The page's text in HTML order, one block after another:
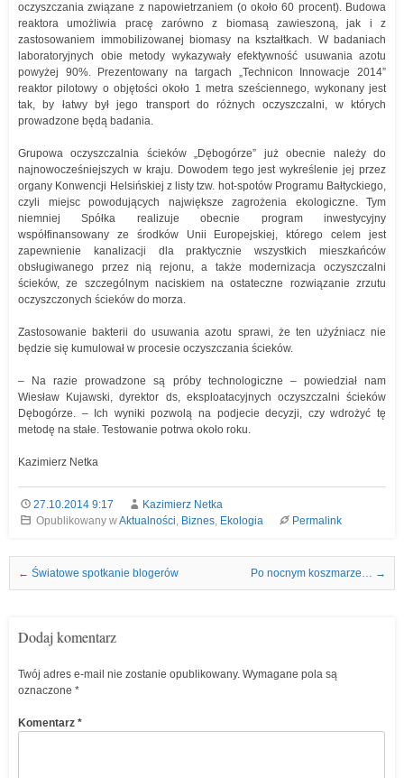
oczyszczania związane z napowietrzaniem (o około 60 procent). Budowa
reaktora umożliwia pracę zarówno z biomasą zawieszoną, jak i z
zastosowaniem immobilizowanej biomasy na kształtkach. W badaniach
laboratoryjnych obie metody wykazywały efektywność usuwania azotu
powyżej 90%. Prezentowany na targach „Technicon Innowacje 2014”
reaktor pilotowy o objętości około 1 metra sześciennego, wykonany jest
tak, by łatwy był jego transport do różnych oczyszczalni, w których
prowadzone będą badania.
Grupowa oczyszczalnia ścieków „Dębogórze” już obecnie należy do
najnowocześniejszych w kraju. Dowodem tego jest wykreślenie jej przez
organy Konwencji Helsińskiej z listy tzw. hot-spotów Programu Bałtyckiego,
czyli miejsc powodujących największe zagrożenia ekologiczne. Tym
niemniej Spółka realizuje obecnie program inwestycyjny
współfinansowany ze środków Unii Europejskiej, którego celem jest
zapewnienie kanalizacji dla praktycznie wszystkich mieszkańców
obsługiwanego przez nią rejonu, a także modernizacja oczyszczalni
ścieków, ze szczególnym naciskiem na ostateczne rozwiązanie zrzutu
oczyszczonych ścieków do morza.
Zastosowanie bakterii do usuwania azotu sprawi, że ten użyźniacz nie
będzie się kumulował w procesie oczyszczania ścieków.
– Na razie prowadzone są próby technologiczne – powiedział nam
Wiesław Kujawski, dyrektor ds, eksploatacyjnych oczyszczalni ścieków
Dębogórze. – Ich wyniki pozwolą na podjecie decyzji, czy wdrożyć tę
metodę na stałe. Testowanie potrwa około roku.
Kazimierz Netka
27.10.2014 9:17
Kazimierz Netka
Opublikowany wAktualności, Biznes, Ekologia Permalink
Nawigacja we wpisach
← Światowe spotkanie blogerów Po nocnym koszmarze… →
Dodaj komentarz
Twój adres e-mail nie zostanie opublikowany. Wymagane pola są
oznaczone *
Komentarz *